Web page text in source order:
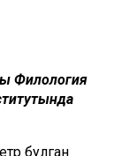
Филология
булган